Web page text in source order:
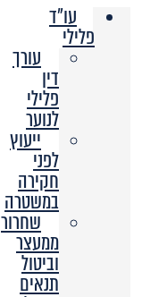
עו"ד
פלילי
עורך
דין
פלילי
לנוער
ייעוץ
לפני
חקירה
במשטרה
שחרור
ממעצר
וביטול
תנאים